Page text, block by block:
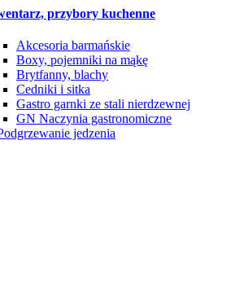
przybory kuchenne
Akcesoria barmańskie
Boxy, pojemniki na mąkę
Brytfanny, blachy
Cedniki i sitka
Gastro garnki ze stali nierdzewnej
GN Naczynia gastronomiczne